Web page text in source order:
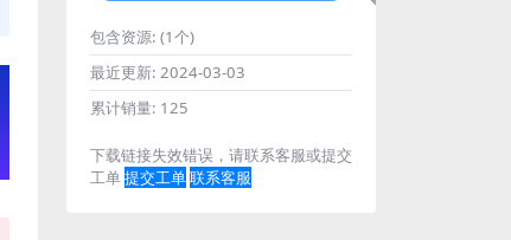
包含资源: (1个)
最近更新: 2024-03-03
累计销量: 125
下载链接失效错误，请联系客服或提交
工单提交工单联系客服